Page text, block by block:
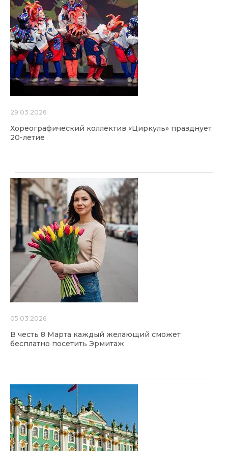
29.03.2026
Хореографический коллектив «Циркуль» празднует
20-летие
05.03.2026
В честь 8 Марта каждый желающий сможет
бесплатно посетить Эрмитаж